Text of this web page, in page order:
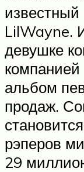
известный
LilWayne.
девушке
альбом
продаж.
рэперов
29